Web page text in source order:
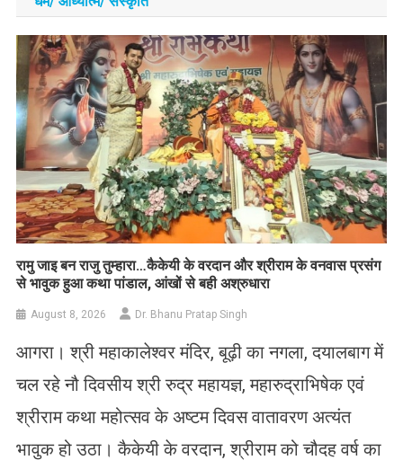
रामु जाइ बन राजु तुम्हारा…कैकेयी के वरदान और श्रीराम के वनवास प्रसंग
से भावुक हुआ कथा पांडाल, आंखों से बही अश्रुधारा
August 8, 2026 Dr. Bhanu Pratap Singh
आगरा। श्री महाकालेश्वर मंदिर, बूढ़ी का नगला, दयालबाग में
चल रहे नौ दिवसीय श्री रुद्र महायज्ञ, महारुद्राभिषेक एवं
श्रीराम कथा महोत्सव के अष्टम दिवस वातावरण अत्यंत
भावुक हो उठा। कैकेयी के वरदान, श्रीराम को चौदह वर्ष का